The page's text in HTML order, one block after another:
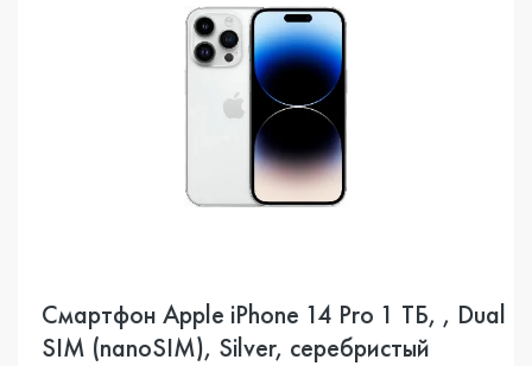
Смартфон Apple iPhone 14 Pro 1 ТБ, , Dual
SIM (nanoSIM), Silver, серебристый